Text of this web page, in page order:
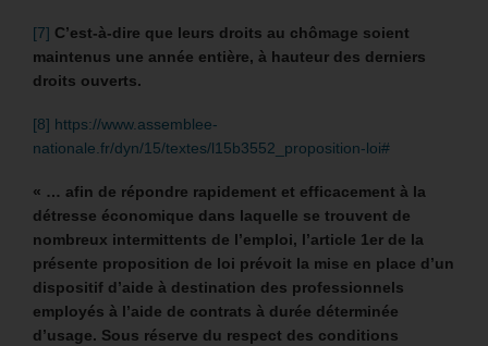
[7] C’est-à-dire que leurs droits au chômage soient
maintenus une année entière, à hauteur des derniers
droits ouverts.
[8] https://www.assemblee-
nationale.fr/dyn/15/textes/l15b3552_proposition-loi#
« … afin de répondre rapidement et efficacement à la
détresse économique dans laquelle se trouvent de
nombreux intermittents de l’emploi, l’article 1er de la
présente proposition de loi prévoit la mise en place d’un
dispositif d’aide à destination des professionnels
employés à l’aide de contrats à durée déterminée
d’usage. Sous réserve du respect des conditions